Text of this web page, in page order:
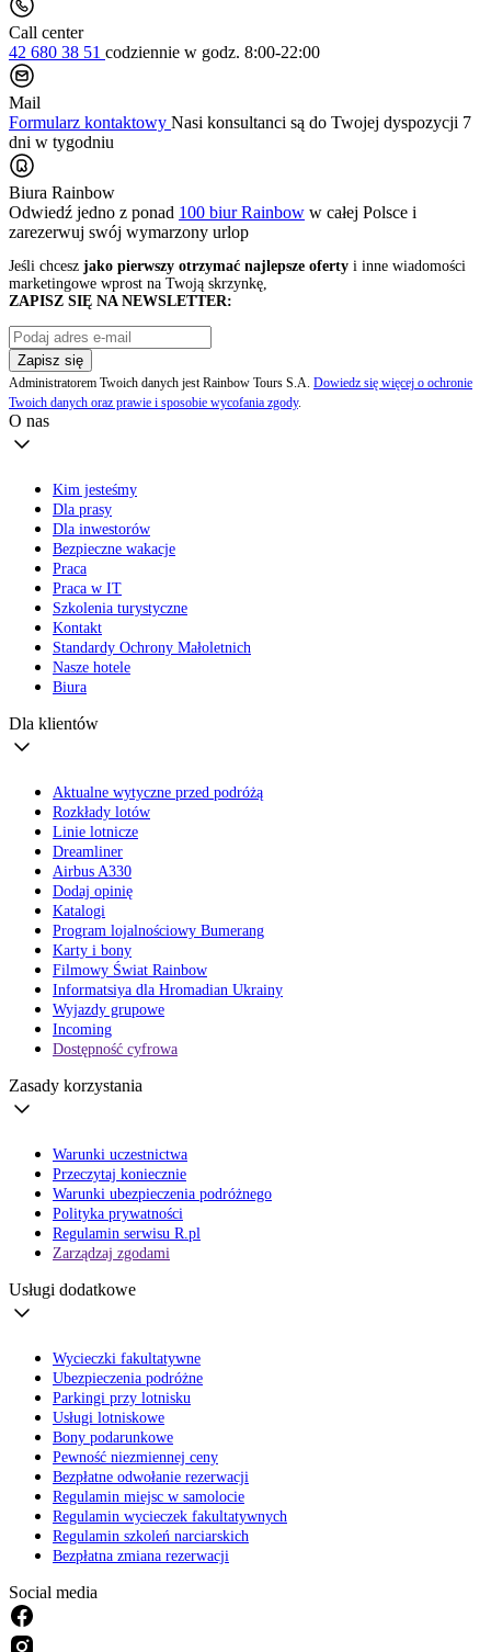
Call center
42 680 38 51 codziennie w godz. 8:00-22:00
Mail
Formularz kontaktowy Nasi konsultanci są do Twojej dyspozycji 7
dni w tygodniu
Biura Rainbow
Odwiedź jedno z ponad 100 biur Rainbow w całej Polsce i
zarezerwuj swój wymarzony urlop
Jeśli chcesz jako pierwszy otrzymać najlepsze oferty i inne wiadomości
marketingowe wprost na Twoją skrzynkę,
ZAPISZ SIĘ NA NEWSLETTER:
Zapisz się
Administratorem Twoich danych jest Rainbow Tours S.A. Dowiedz się więcej o ochronie
Twoich danych oraz prawie i sposobie wycofania zgody.
O nas
Kim jesteśmy
Dla prasy
Dla inwestorów
Bezpieczne wakacje
Praca
Praca w IT
Szkolenia turystyczne
Kontakt
Standardy Ochrony Małoletnich
Nasze hotele
Biura
Dla klientów
Aktualne wytyczne przed podróżą
Rozkłady lotów
Linie lotnicze
Dreamliner
Airbus A330
Dodaj opinię
Katalogi
Program lojalnościowy Bumerang
Karty i bony
Filmowy Świat Rainbow
Informatsiya dla Hromadian Ukrainy
Wyjazdy grupowe
Incoming
Dostępność cyfrowa
Zasady korzystania
Warunki uczestnictwa
Przeczytaj koniecznie
Warunki ubezpieczenia podróżnego
Polityka prywatności
Regulamin serwisu R.pl
Zarządzaj zgodami
Usługi dodatkowe
Wycieczki fakultatywne
Ubezpieczenia podróżne
Parkingi przy lotnisku
Usługi lotniskowe
Bony podarunkowe
Pewność niezmiennej ceny
Bezpłatne odwołanie rezerwacji
Regulamin miejsc w samolocie
Regulamin wycieczek fakultatywnych
Regulamin szkoleń narciarskich
Bezpłatna zmiana rezerwacji
Social media